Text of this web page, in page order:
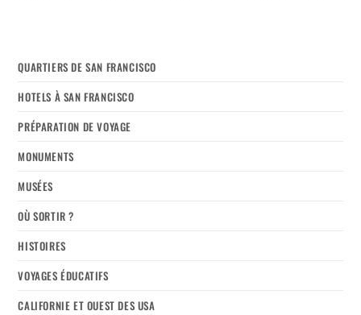
QUARTIERS DE SAN FRANCISCO
HOTELS À SAN FRANCISCO
PRÉPARATION DE VOYAGE
MONUMENTS
MUSÉES
OÙ SORTIR ?
HISTOIRES
VOYAGES ÉDUCATIFS
CALIFORNIE ET OUEST DES USA